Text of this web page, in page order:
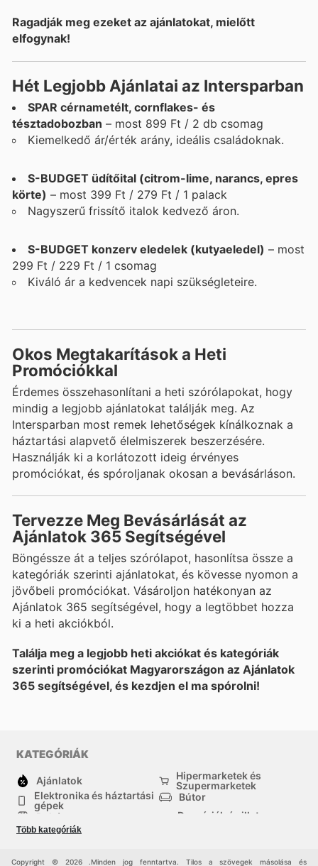
Ragadják meg ezeket az ajánlatokat, mielőtt
elfogynak!
Hét Legjobb Ajánlatai az Intersparban
SPAR cérnametélt, cornflakes- és
tésztadobozban – most 899 Ft / 2 db csomag
Kiemelkedő ár/érték arány, ideális családoknak.
S-BUDGET üdítőital (citrom-lime, narancs, epres
körte) – most 399 Ft / 279 Ft / 1 palack
Nagyszerű frissítő italok kedvező áron.
S-BUDGET konzerv eledelek (kutyaeledel) – most
299 Ft / 229 Ft / 1 csomag
Kiváló ár a kedvencek napi szükségleteire.
Okos Megtakarítások a Heti
Promóciókkal
Érdemes összehasonlítani a heti szórólapokat, hogy
mindig a legjobb ajánlatokat találják meg. Az
Intersparban most remek lehetőségek kínálkoznak a
háztartási alapvető élelmiszerek beszerzésére.
Használják ki a korlátozott ideig érvényes
promóciókat, és spóroljanak okosan a bevásárláson.
Tervezze Meg Bevásárlását az
Ajánlatok 365 Segítségével
Böngéssze át a teljes szórólapot, hasonlítsa össze a
kategóriák szerinti ajánlatokat, és kövesse nyomon a
jövőbeli promóciókat. Vásároljon hatékonyan az
Ajánlatok 365 segítségével, hogy a legtöbbet hozza
ki a heti akciókból.
Találja meg a legjobb heti akciókat és kategóriák
szerinti promóciókat Magyarországon az Ajánlatok
365 segítségével, és kezdjen el ma spórolni!
KATEGÓRIÁK
Ajánlatok
Hipermarketek és
Szupermarketek
Elektronika és háztartási
gépek
Bútor
Ruházat
Drogériák és illatszer-
háztartási cikkek
Több kategóriák
Copyright © 2026 .Minden jog fenntartva. Tilos a szövegek másolása és